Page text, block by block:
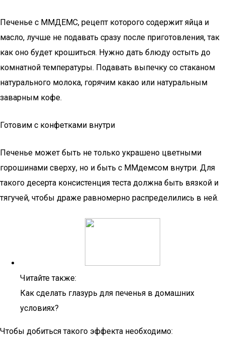
Печенье с ММДЕМС, рецепт которого содержит яйца и
масло, лучше не подавать сразу после приготовления, так
как оно будет крошиться. Нужно дать блюду остыть до
комнатной температуры. Подавать выпечку со стаканом
натурального молока, горячим какао или натуральным
заварным кофе.
Готовим с конфетками внутри
Печенье может быть не только украшено цветными
горошинами сверху, но и быть с ММдемсом внутри. Для
такого десерта консистенция теста должна быть вязкой и
тягучей, чтобы драже равномерно распределились в ней.
Читайте также:
Как сделать глазурь для печенья в домашних
условиях?
Чтобы добиться такого эффекта необходимо: